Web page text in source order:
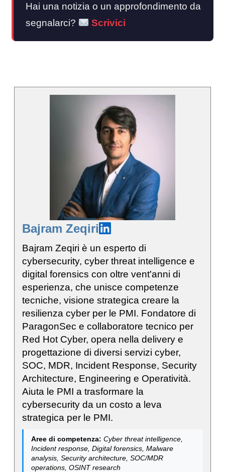
Hai una notizia o un approfondimento da
segnalarci?
Scrivici
Bajram Zeqiri
Bajram Zeqiri è un esperto di
cybersecurity, cyber threat intelligence e
digital forensics con oltre vent'anni di
esperienza, che unisce competenze
tecniche, visione strategica creare la
resilienza cyber per le PMI. Fondatore di
ParagonSec e collaboratore tecnico per
Red Hot Cyber, opera nella delivery e
progettazione di diversi servizi cyber,
SOC, MDR, Incident Response, Security
Architecture, Engineering e Operatività.
Aiuta le PMI a trasformare la
cybersecurity da un costo a leva
strategica per le PMI.
Aree di competenza: Cyber threat intelligence,
Incident response, Digital forensics, Malware
analysis, Security architecture, SOC/MDR
operations, OSINT research